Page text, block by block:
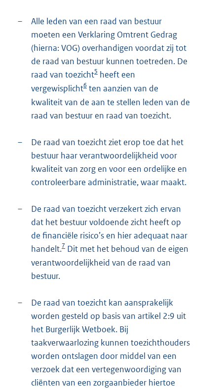
–
Alle leden van een raad van bestuur
moeten een Verklaring Omtrent Gedrag
(hierna: VOG) overhandigen voordat zij tot
de raad van bestuur kunnen toetreden. De
raad van toezicht5 heeft een
vergewisplicht6 ten aanzien van de
kwaliteit van de aan te stellen leden van de
raad van bestuur en raad van toezicht.
–
De raad van toezicht ziet erop toe dat het
bestuur haar verantwoordelijkheid voor
kwaliteit van zorg en voor een ordelijke en
controleerbare administratie, waar maakt.
–
De raad van toezicht verzekert zich ervan
dat het bestuur voldoende zicht heeft op
de financiële risico’s en hier adequaat naar
handelt.7 Dit met het behoud van de eigen
verantwoordelijkheid van de raad van
bestuur.
–
De raad van toezicht kan aansprakelijk
worden gesteld op basis van artikel 2:9 uit
het Burgerlijk Wetboek. Bij
taakverwaarlozing kunnen toezichthouders
worden ontslagen door middel van een
verzoek dat een vertegenwoordiging van
cliënten van een zorgaanbieder hiertoe